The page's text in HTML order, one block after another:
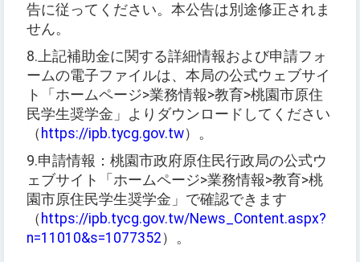
告に従ってください。本公告は別途修正されま
せん。
8.上記補助金に関する詳細情報および申請フォ
ームの電子ファイルは、本局の公式ウェブサイ
ト「ホームページ>業務情報>教育>桃園市原住
民学生奨学金」よりダウンロードしてください
（ https://ipb.tycg.gov.tw） 。
9.申請情報：桃園市政府原住民行政局の公式ウ
ェブサイト「ホームページ>業務情報>教育>桃
園市原住民学生奨学金」で確認できます
（ https://ipb.tycg.gov.tw/News_Content.aspx?
n=11010&s=1077352 ）。